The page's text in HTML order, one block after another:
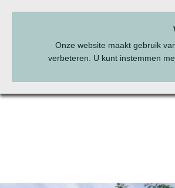
Onze website maakt gebruik
verbeteren. U kunt instemmen
BEL ONS:070 - 322 20 22